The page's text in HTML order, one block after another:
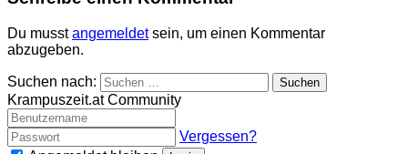
Du musstangemeldetsein, um einen Kommentar
abzugeben.
Suchen nach:
Krampuszeit.at Community
Vergessen?